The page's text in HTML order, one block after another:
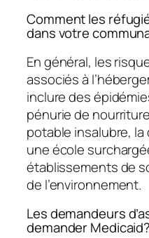
Comment les
dans votre
En général, les
associés à
inclure des
pénurie de
potable insalubre,
une école
établissements de
de l’environnement.
Les demandeurs
demander Medicaid?